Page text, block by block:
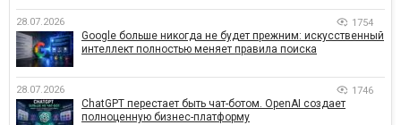
28.07.2026 1754
Google больше никогда не будет прежним: искусственный
интеллект полностью меняет правила поиска
28.07.2026 1746
ChatGPT перестает быть чат-ботом. OpenAI создает
полноценную бизнес-платформу